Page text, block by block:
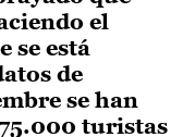
el
se está
de
se han
turistas